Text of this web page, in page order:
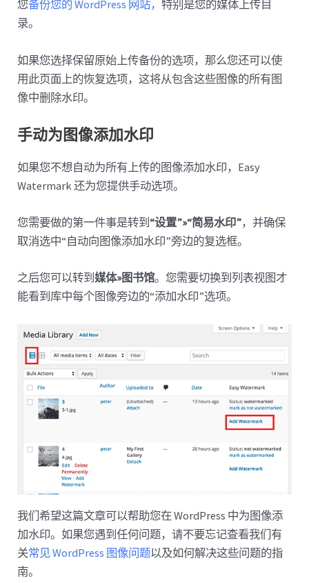
您备份您的 WordPress 网站，特别是您的媒体上传目
录。
如果您选择保留原始上传备份的选项，那么您还可以使
用此页面上的恢复选项，这将从包含这些图像的所有图
像中删除水印。
手动为图像添加水印
如果您不想自动为所有上传的图像添加水印，Easy
Watermark 还为您提供手动选项。
您需要做的第一件事是转到“设置”»“简易水印”，并确保
取消选中“自动向图像添加水印”旁边的复选框。
之后您可以转到媒体»图书馆。您需要切换到列表视图才
能看到库中每个图像旁边的“添加水印”选项。
我们希望这篇文章可以帮助您在 WordPress 中为图像添
加水印。如果您遇到任何问题，请不要忘记查看我们有
关常见 WordPress 图像问题以及如何解决这些问题的指
南。